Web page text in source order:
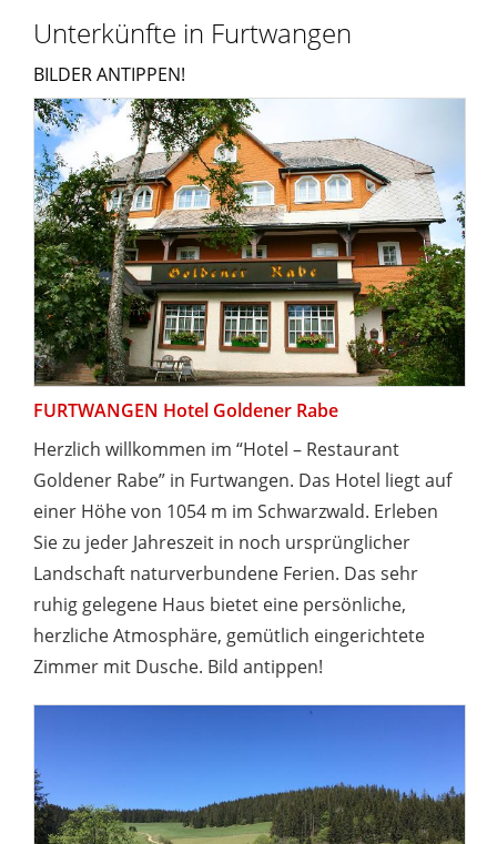
Unterkünfte in Furtwangen
BILDER ANTIPPEN!
FURTWANGEN Hotel Goldener Rabe
Herzlich willkommen im “Hotel – Restaurant
Goldener Rabe” in Furtwangen. Das Hotel liegt auf
einer Höhe von 1054 m im Schwarzwald. Erleben
Sie zu jeder Jahreszeit in noch ursprünglicher
Landschaft naturverbundene Ferien. Das sehr
ruhig gelegene Haus bietet eine persönliche,
herzliche Atmosphäre, gemütlich eingerichtete
Zimmer mit Dusche. Bild antippen!